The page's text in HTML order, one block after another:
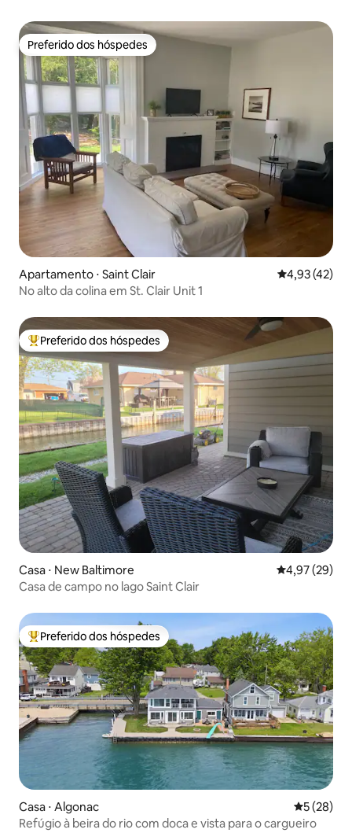
Preferido dos hóspedes
Preferido dos hóspedes
Apartamento ⋅ Saint Clair 4,93 de uma
4,93 (42)
No alto da colina em St. Clair Unit 1
Entre os melhores preferidos dos hóspedes
Preferido dos hóspedes
Casa ⋅ New Baltimore 4,97 de uma
4,97 (29)
Casa de campo no lago Saint Clair
Entre os melhores preferidos dos hóspedes
Preferido dos hóspedes
Casa ⋅ Algonac 5 de uma
5 (28)
Refúgio à beira do rio com doca e vista para o cargueiro